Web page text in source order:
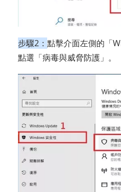
步驟2： 點擊介面左側的「
點選「病毒與威脅防護」。